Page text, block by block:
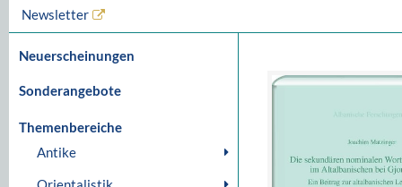
Newsletter
Neuerscheinungen
Sonderangebote
Themenbereiche
Antike